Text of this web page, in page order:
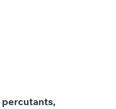
percutants,